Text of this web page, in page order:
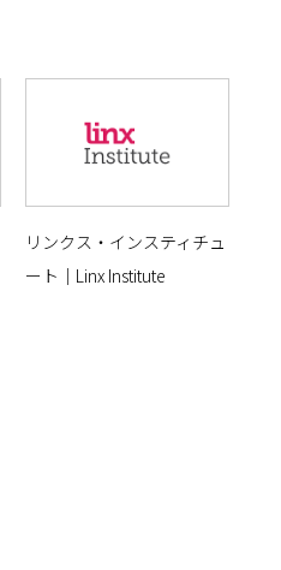
リンクス・インスティチュ
ート｜Linx Institute